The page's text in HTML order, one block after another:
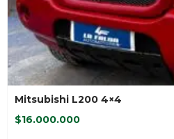
Mitsubishi L200 4×4
$16.000.000